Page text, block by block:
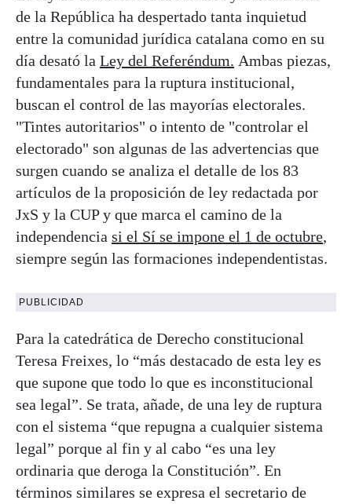
de la República ha despertado tanta inquietud
entre la comunidad jurídica catalana como en su
día desató la Ley del Referéndum. Ambas piezas,
fundamentales para la ruptura institucional,
buscan el control de las mayorías electorales.
"Tintes autoritarios" o intento de "controlar el
electorado" son algunas de las advertencias que
surgen cuando se analiza el detalle de los 83
artículos de la proposición de ley redactada por
JxS y la CUP y que marca el camino de la
independencia si el Sí se impone el 1 de octubre,
siempre según las formaciones independentistas.
PUBLICIDAD
Para la catedrática de Derecho constitucional
Teresa Freixes, lo “más destacado de esta ley es
que supone que todo lo que es inconstitucional
sea legal”. Se trata, añade, de una ley de ruptura
con el sistema “que repugna a cualquier sistema
legal” porque al fin y al cabo “es una ley
ordinaria que deroga la Constitución”. En
términos similares se expresa el secretario de